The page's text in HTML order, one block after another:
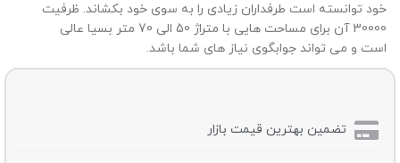
خود توانسته است طرفداران زیادی را به سوی خود بکشاند. ظرفیت
30000 آن برای مساحت هایی با متراژ 50 الی 70 متر بسیا عالی
است و می تواند جوابگوی نیاز های شما باشد.
تضمین بهترین قیمت بازار